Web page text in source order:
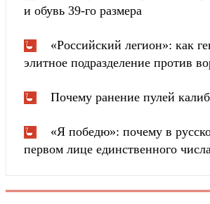
и обувь 39-го размера
«Российский легион»: как
элитное подразделение против
Почему ранение пулей
«Я победю»: почему в
первом лице единственного числа